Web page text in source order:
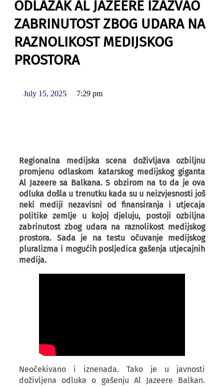
ODLAZAK AL JAZEERE IZAZVAO
ZABRINUTOST ZBOG UDARA NA
RAZNOLIKOST MEDIJSKOG
PROSTORA
July 15, 2025 7:29 pm
Regionalna medijska scena doživljava ozbiljnu
promjenu odlaskom katarskog medijskog giganta
Al Jazeere sa Balkana. S obzirom na to da je ova
odluka došla u trenutku kada su u neizvjesnosti još
neki mediji nezavisni od finansiranja i utjecaja
politike zemlje u kojoj djeluju, postoji ozbiljna
zabrinutost zbog udara na raznolikost medijskog
prostora. Sada je na testu očuvanje medijskog
pluralizma i mogućih posljedica gašenja utjecajnih
medija.
Neočekivano i iznenada. Tako je u javnosti
doživljena odluka o gašenju Al Jazeere Balkan.